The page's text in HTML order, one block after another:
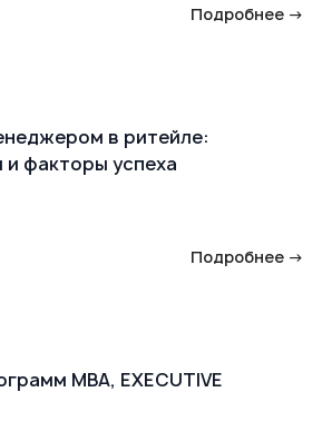
Подробнее →
в ритейле:
и факторы успеха
Подробнее →
MBA, EXECUTIVE